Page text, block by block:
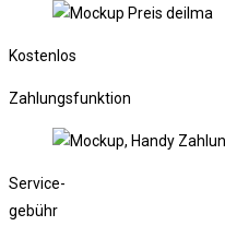
Kostenlos
Zahlungsfunktion
Service-
gebühr